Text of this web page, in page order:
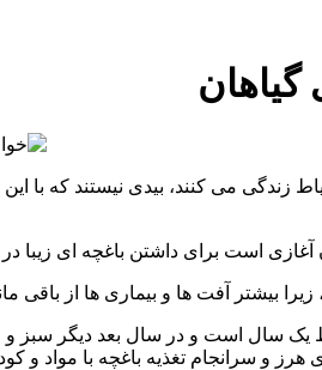
زندگی می کنند، بیدی نیستند که با
است برای داشتن باغچه ای زیبا در
بیشتر آفت ها و بیماری ها از باقی
سال است و در سال بعد دیگر سبز و
و سرانجام تغذیه باغچه با مواد و